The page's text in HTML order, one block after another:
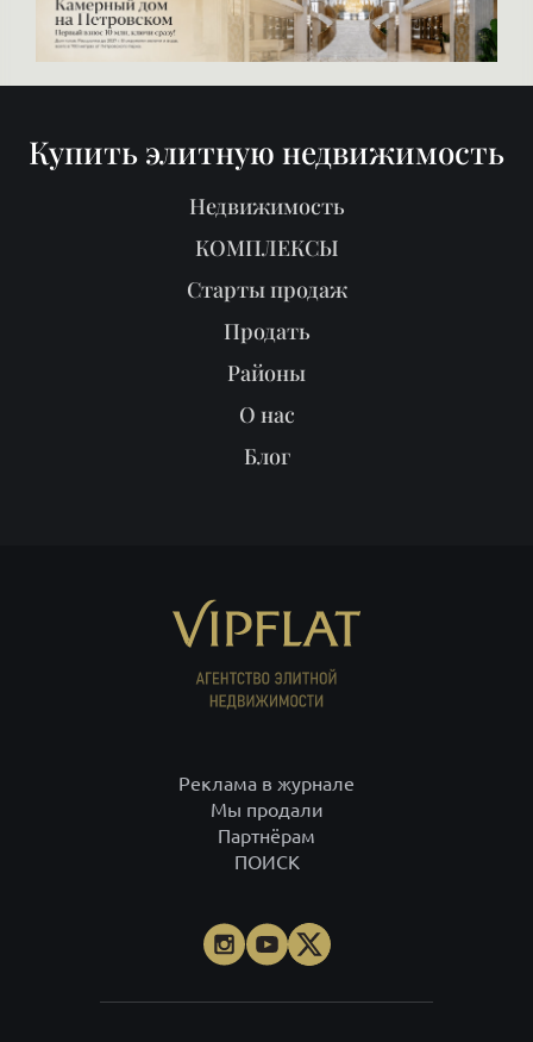
Купить элитную недвижимость
Недвижимость
КОМПЛЕКСЫ
Старты продаж
Продать
Районы
О нас
Блог
Реклама в журнале
Мы продали
Партнёрам
ПОИСК